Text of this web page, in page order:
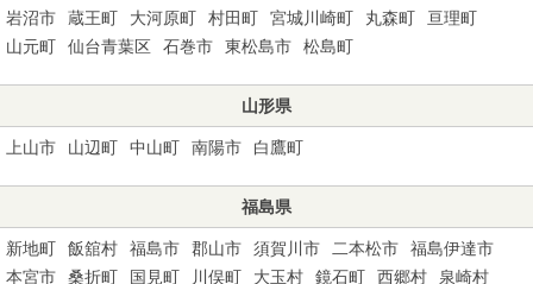
岩沼市
蔵王町 大河原町 村田町 宮城川崎町 丸森町
亘理町
山元町
仙台青葉区 石巻市 東松島市 松島町
山形県
上山市 山辺町 中山町 南陽市 白鷹町
福島県
新地町 飯舘村 福島市 郡山市 須賀川市 二本松市
福島伊達市
本宮市
桑折町 国見町 川俣町 大玉村 鏡石町 西郷村
泉崎村